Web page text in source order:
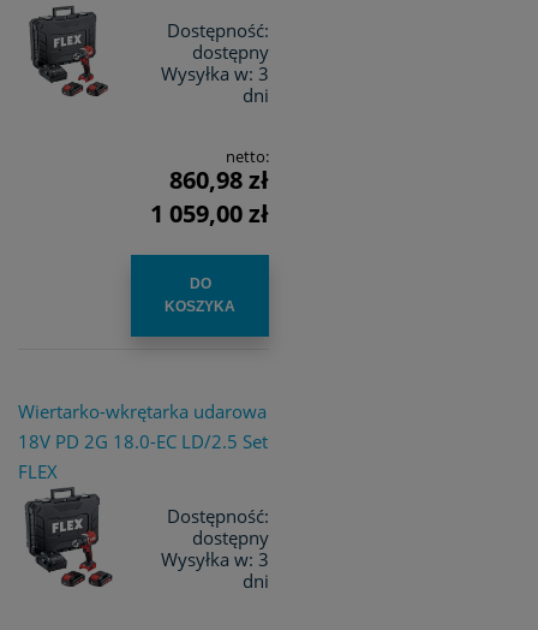
Dostępność:
dostępny
Wysyłka w: 3
dni
netto:
860,98 zł
1 059,00 zł
DO
KOSZYKA
Wiertarko-wkrętarka udarowa
18V PD 2G 18.0-EC LD/2.5 Set
FLEX
Dostępność:
dostępny
Wysyłka w: 3
dni